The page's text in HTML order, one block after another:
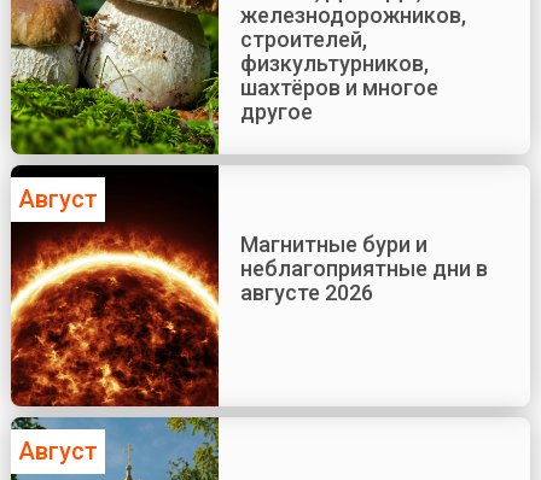
железнодорожников,
строителей,
физкультурников,
шахтёров и многое
другое
Август
Магнитные бури и
неблагоприятные дни в
августе 2026
Август